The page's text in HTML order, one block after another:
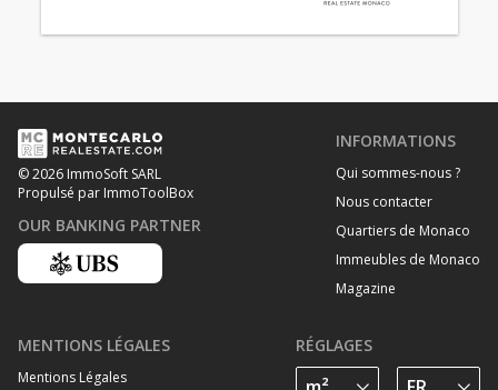
© 2026 ImmoSoft SARL
Propulsé par ImmoToolBox
OUR BANKING PARTNER
INFORMATIONS
Qui sommes-nous ?
Nous contacter
Quartiers de Monaco
Immeubles de Monaco
Magazine
MENTIONS LÉGALES
Mentions Légales
RÉGLAGES